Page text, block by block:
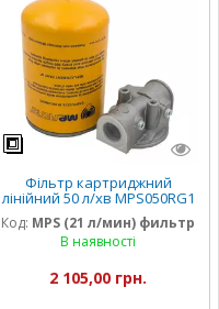
Фільтр картриджний
лінійний 50 л/хв MPS050RG1
8CS050P25A
Код: MPS (21 л/мин) фильтр
В наявності
2 105,00 грн.